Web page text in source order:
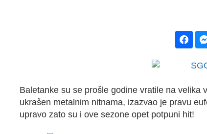
Baletanke su se prošle godine vratile na velika
ukrašen metalnim nitnama, izazvao je pravu
upravo zato su i ove sezone opet potpuni hit!